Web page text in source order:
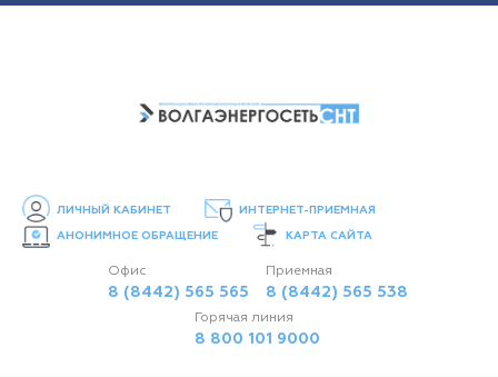
ЛИЧНЫЙ КАБИНЕТ ИНТЕРНЕТ-ПРИЕМНАЯ
АНОНИМНОЕ ОБРАЩЕНИЕ КАРТА САЙТА
Офис
8 (8442) 565 565
Приемная
8 (8442) 565 538
Горячая линия
8 800 101 9000